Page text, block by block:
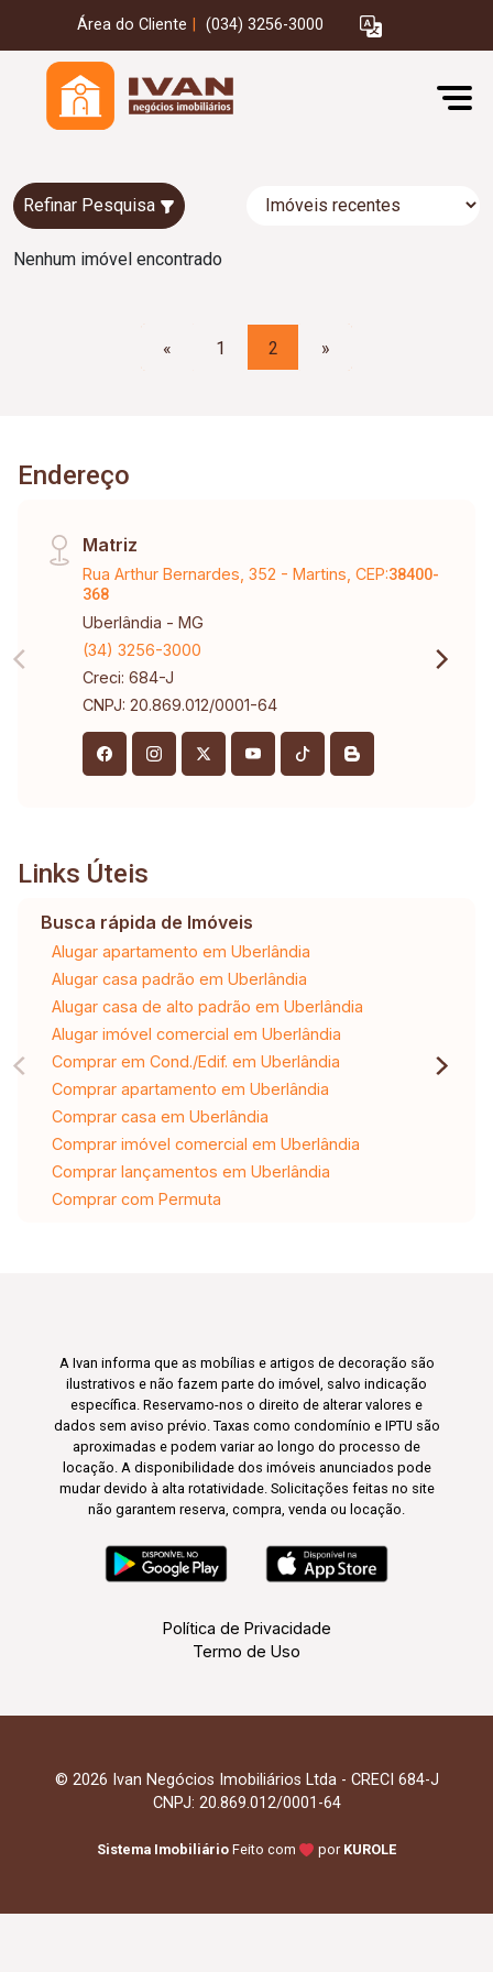
Área do Cliente (034) 3256-3000
Refinar Pesquisa
Nenhum imóvel encontrado
« 1 2 »
Endereço
Matriz
Rua Arthur Bernardes, 352 - Martins, CEP:38400-
368
Uberlândia - MG
(34) 3256-3000
Creci: 684-J
CNPJ: 20.869.012/0001-64
Links Úteis
Busca rápida de Imóveis
Alugar apartamento em Uberlândia
Alugar casa padrão em Uberlândia
Alugar casa de alto padrão em Uberlândia
Alugar imóvel comercial em Uberlândia
Comprar em Cond./Edif. em Uberlândia
Comprar apartamento em Uberlândia
Comprar casa em Uberlândia
Comprar imóvel comercial em Uberlândia
Comprar lançamentos em Uberlândia
Comprar com Permuta
A Ivan informa que as mobílias e artigos de decoração são
ilustrativos e não fazem parte do imóvel, salvo indicação
específica. Reservamo-nos o direito de alterar valores e
dados sem aviso prévio. Taxas como condomínio e IPTU são
aproximadas e podem variar ao longo do processo de
locação. A disponibilidade dos imóveis anunciados pode
mudar devido à alta rotatividade. Solicitações feitas no site
não garantem reserva, compra, venda ou locação.
Política de Privacidade
Termo de Uso
© 2026 Ivan Negócios Imobiliários Ltda - CRECI 684-J
CNPJ: 20.869.012/0001-64
Sistema Imobiliário Feito com por KUROLE